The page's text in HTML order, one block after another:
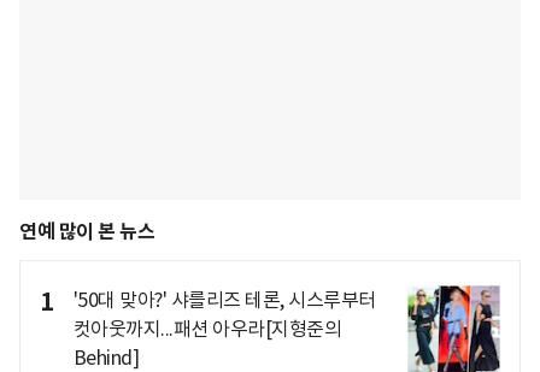
연예 많이 본 뉴스
1
'50대 맞아?' 샤를리즈 테론, 시스루부터
컷아웃까지...패션 아우라[지형준의
Behind]